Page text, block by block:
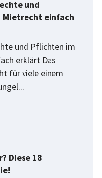
und
Mietrecht einfach
und Pflichten im
erklärt Das
für viele einem
Diese 18